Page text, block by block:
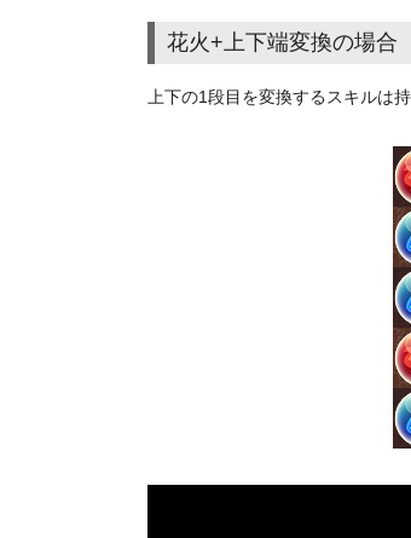
花火+上下端変換の場合
上下の1段目を変換するスキルは